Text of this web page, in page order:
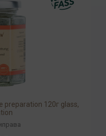
preparation 120г glass,